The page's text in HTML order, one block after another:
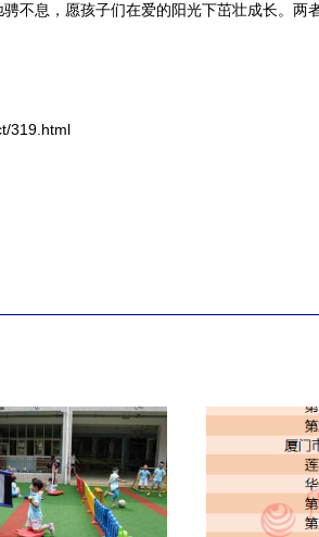
不息，愿孩子们在爱的阳光下茁壮成长。两
319.html